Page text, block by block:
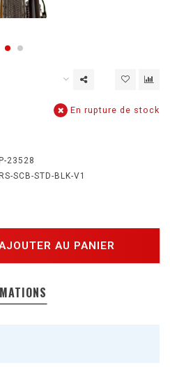
En rupture de stock
P-23528
RS-SCB-STD-BLK-V1
AU PANIER